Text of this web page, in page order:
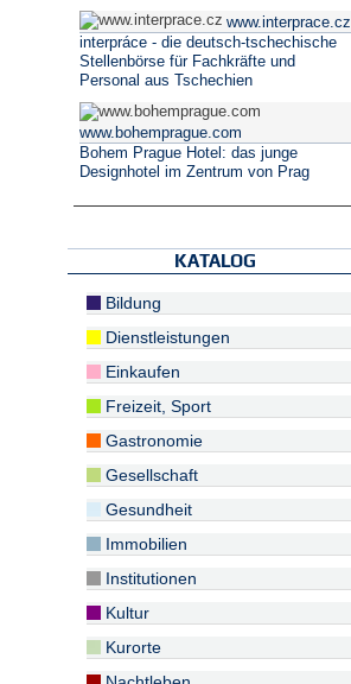
www.interprace.cz
interpráce - die deutsch-tschechische
Stellenbörse für Fachkräfte und
Personal aus Tschechien
www.bohemprague.com
Bohem Prague Hotel: das junge
Designhotel im Zentrum von Prag
KATALOG
Bildung
Dienstleistungen
Einkaufen
Freizeit, Sport
Gastronomie
Gesellschaft
Gesundheit
Immobilien
Institutionen
Kultur
Kurorte